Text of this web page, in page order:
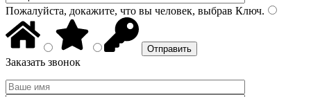
Пожалуйста, докажите, что вы человек, выбрав Ключ.
Заказать звонок